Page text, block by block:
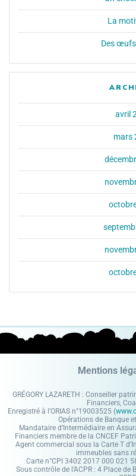
La
Des
avril
mars
Mentions
GRÉGORY LAZARETH : Conseiller
Financiers,
Enregistré à l’ORIAS n°19003525 (
Opérations de Banque
Mandataire d’Intermédiaire en
Financiers membre de la CNCEF
Agent commercial sous la Carte T
immeubles sans
Carte n°CPI 3402 2017 000 021
Sous contrôle de l’ACPR : 4 Place